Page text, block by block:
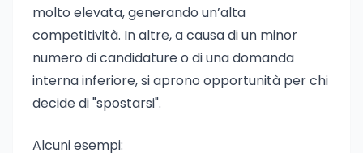
molto elevata, generando un’alta
competitività. In altre, a causa di un minor
numero di candidature o di una domanda
interna inferiore, si aprono opportunità per chi
decide di "spostarsi".
Alcuni esempi: